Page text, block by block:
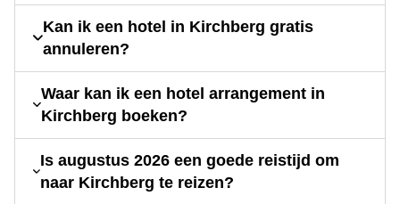
Kan ik een hotel in Kirchberg gratis
annuleren?
Waar kan ik een hotel arrangement in
Kirchberg boeken?
Is augustus 2026 een goede reistijd om
naar Kirchberg te reizen?